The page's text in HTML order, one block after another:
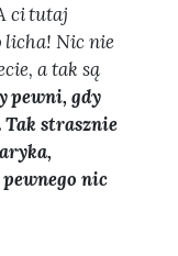
ci tutaj
licha! Nic nie
a tak są
pewni, gdy
Tak strasznie
pewnego nic